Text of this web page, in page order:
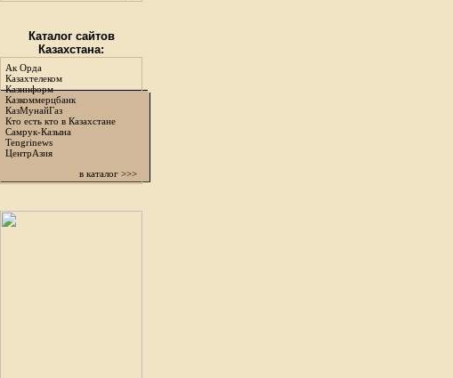
Каталог сайтов
Казахстана:
Ак Орда
Казахтелеком
Казинформ
Казкоммерцбанк
КазМунайГаз
Кто есть кто в Казахстане
Самрук-Казына
Tengrinews
ЦентрАзия
в каталог >>>